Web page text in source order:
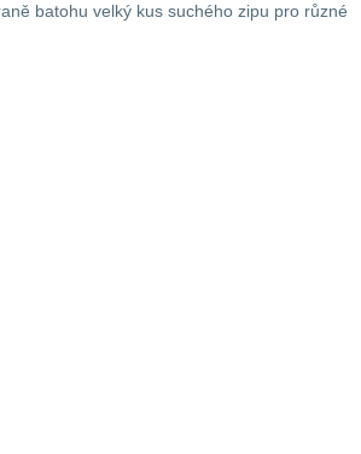
batohu velký kus suchého zipu pro různé